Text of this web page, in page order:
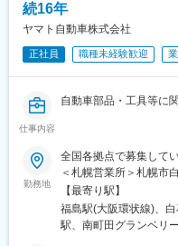
続16年
ヤマト自動車株式会社
正社員 職種未経験歓迎
仕事内容
自動車部品・工具等に
勤務地
全国各拠点で募集して
＜札幌営業所＞札幌市
山形市立谷川1-1059-
根3864＜町田営業所＞
所＞石川県金沢市藤江
【最寄り駅】
福島駅(大阪環状線)、
駅、南町田グランベリ